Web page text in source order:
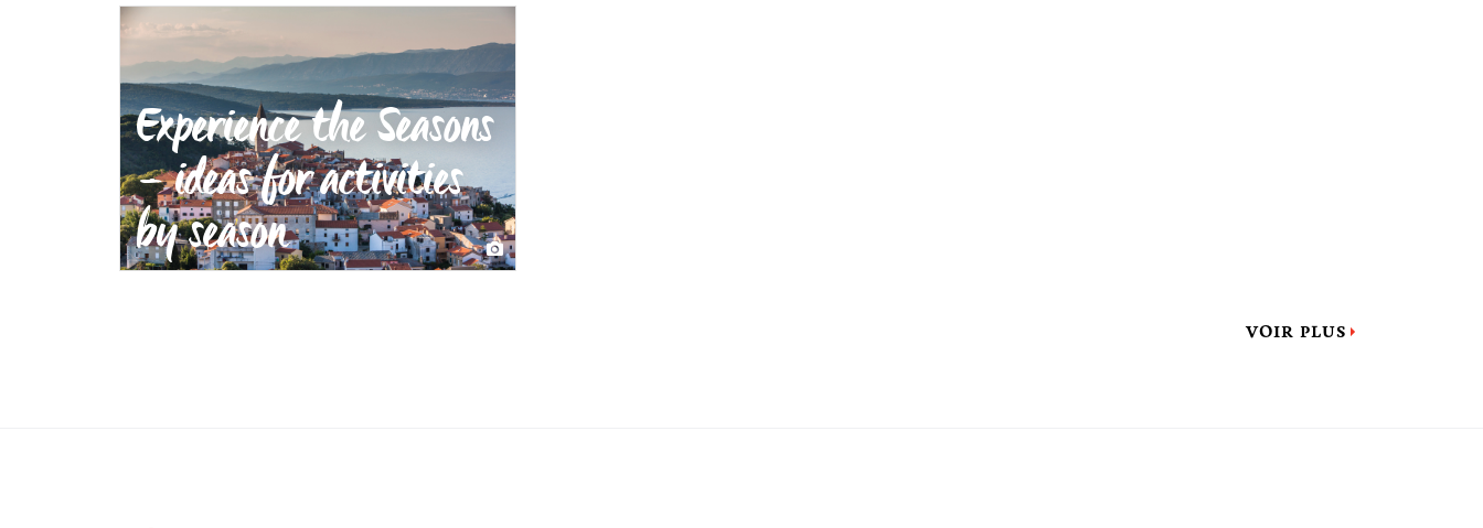
Experience the Seasons
– ideas for activities
by season
VOIR PLUS